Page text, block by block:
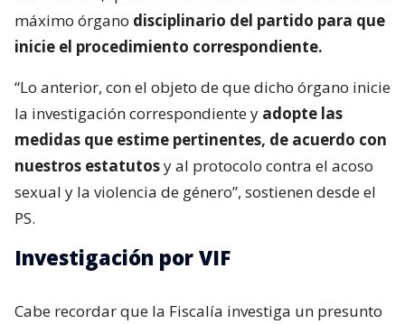
máximo órgano disciplinario del partido para que
inicie el procedimiento correspondiente.
“Lo anterior, con el objeto de que dicho órgano inicie
la investigación correspondiente y adopte las
medidas que estime pertinentes, de acuerdo con
nuestros estatutosy al protocolo contra el acoso
sexual y la violencia de género”, sostienen desde el
PS.
Investigación por VIF
Cabe recordar que la Fiscalía investiga un presunto